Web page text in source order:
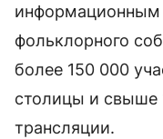
информационным
фольклорного
более 150 000
столицы и свыше
трансляции.